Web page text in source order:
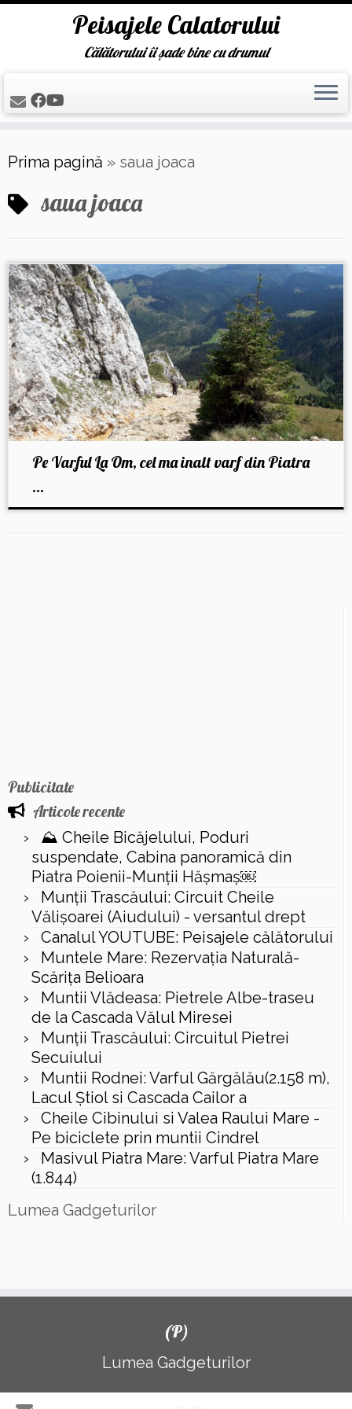
to
content
Peisajele Calatorului
Călătorului îi șade bine cu drumul
Prima pagină » saua joaca
saua joaca
Pe Varful La Om, cel ma inalt varf din Piatra
...
Publicitate
Articole recente
⛰️ Cheile Bicăjelului, Poduri
suspendate, Cabina panoramică din
Piatra Poienii-Munții Hășmaș￼
Munții Trascăului: Circuit Cheile
Vălișoarei (Aiudului) - versantul drept
Canalul YOUTUBE: Peisajele călătorului
Muntele Mare: Rezervaţia Naturală-
Scăriţa Belioara
Muntii Vlădeasa: Pietrele Albe-traseu
de la Cascada Vălul Miresei
Munții Trascăului: Circuitul Pietrei
Secuiului
Muntii Rodnei: Varful Gărgălău(2.158 m),
Lacul Ştiol si Cascada Cailor a
Cheile Cibinului si Valea Raului Mare -
Pe biciclete prin muntii Cindrel
Masivul Piatra Mare: Varful Piatra Mare
(1.844)
Lumea Gadgeturilor
(P)
Lumea Gadgeturilor